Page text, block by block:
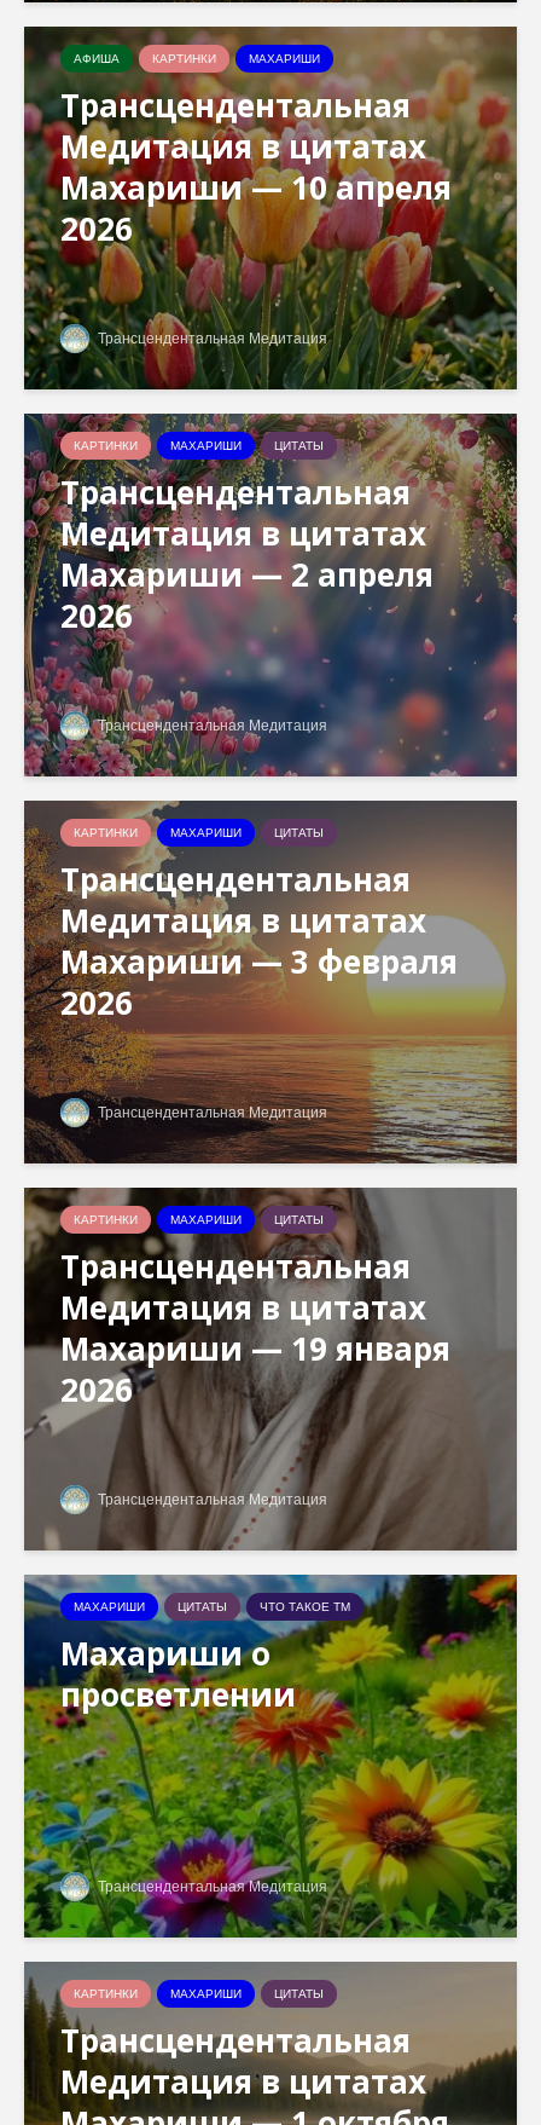
АФИША КАРТИНКИ МАХАРИШИ
Трансцендентальная
Медитация в цитатах
Махариши — 10 апреля
2026
Трансцендентальная Медитация
КАРТИНКИ МАХАРИШИ ЦИТАТЫ
Трансцендентальная
Медитация в цитатах
Махариши — 2 апреля
2026
Трансцендентальная Медитация
КАРТИНКИ МАХАРИШИ ЦИТАТЫ
Трансцендентальная
Медитация в цитатах
Махариши — 3 февраля
2026
Трансцендентальная Медитация
КАРТИНКИ МАХАРИШИ ЦИТАТЫ
Трансцендентальная
Медитация в цитатах
Махариши — 19 января
2026
Трансцендентальная Медитация
МАХАРИШИ ЦИТАТЫ ЧТО ТАКОЕ ТМ
Махариши о
просветлении
Трансцендентальная Медитация
КАРТИНКИ МАХАРИШИ ЦИТАТЫ
Трансцендентальная
Медитация в цитатах